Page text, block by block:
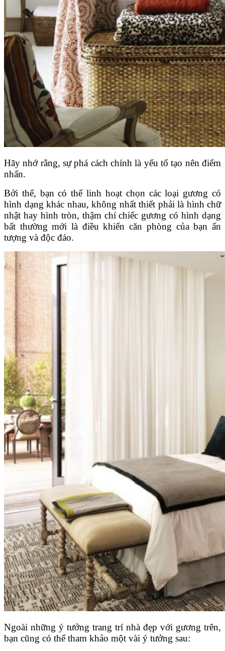
Hãy nhớ rằng, sự phá cách chính là yếu tố tạo nên điểm
nhấn.
Bởi thế, bạn có thể linh hoạt chọn các loại gương có
hình dạng khác nhau, không nhất thiết phải là hình chữ
nhật hay hình tròn, thậm chí chiếc gương có hình dạng
bất thường mới là điều khiến căn phòng của bạn ấn
tượng và độc đáo.
Ngoài những ý tưởng trang trí nhà đẹp với gương trên,
bạn cũng có thể tham khảo một vài ý tưởng sau: